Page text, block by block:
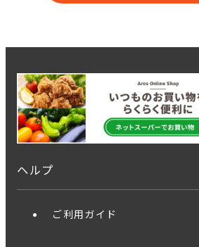
ヘルプ
ご利用ガイド